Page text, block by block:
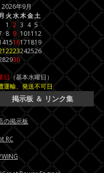
2026年9月
火水木金土
1 2 3 4 5
8 9 101112
1516171819
2223242526
2930
日（基本水曜日）
運輸、発送不可日
掲示板 ＆ リンク集
の掲示板
RC